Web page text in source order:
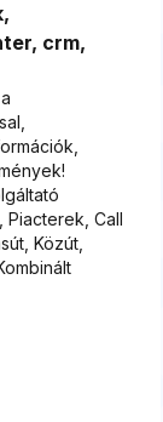
crm,
Piacterek, Call
Közút,